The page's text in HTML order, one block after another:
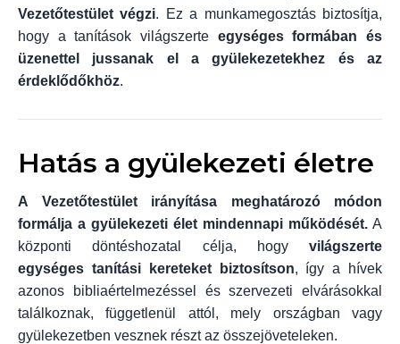
Vezetőtestület végzi. Ez a munkamegosztás biztosítja,
hogy a tanítások világszerte egységes formában és
üzenettel jussanak el a gyülekezetekhez és az
érdeklődőkhöz.
Hatás a gyülekezeti életre
A Vezetőtestület irányítása meghatározó módon
formálja a gyülekezeti élet mindennapi működését. A
központi döntéshozatal célja, hogy világszerte
egységes tanítási kereteket biztosítson, így a hívek
azonos bibliaértelmezéssel és szervezeti elvárásokkal
találkoznak, függetlenül attól, mely országban vagy
gyülekezetben vesznek részt az összejöveteleken.